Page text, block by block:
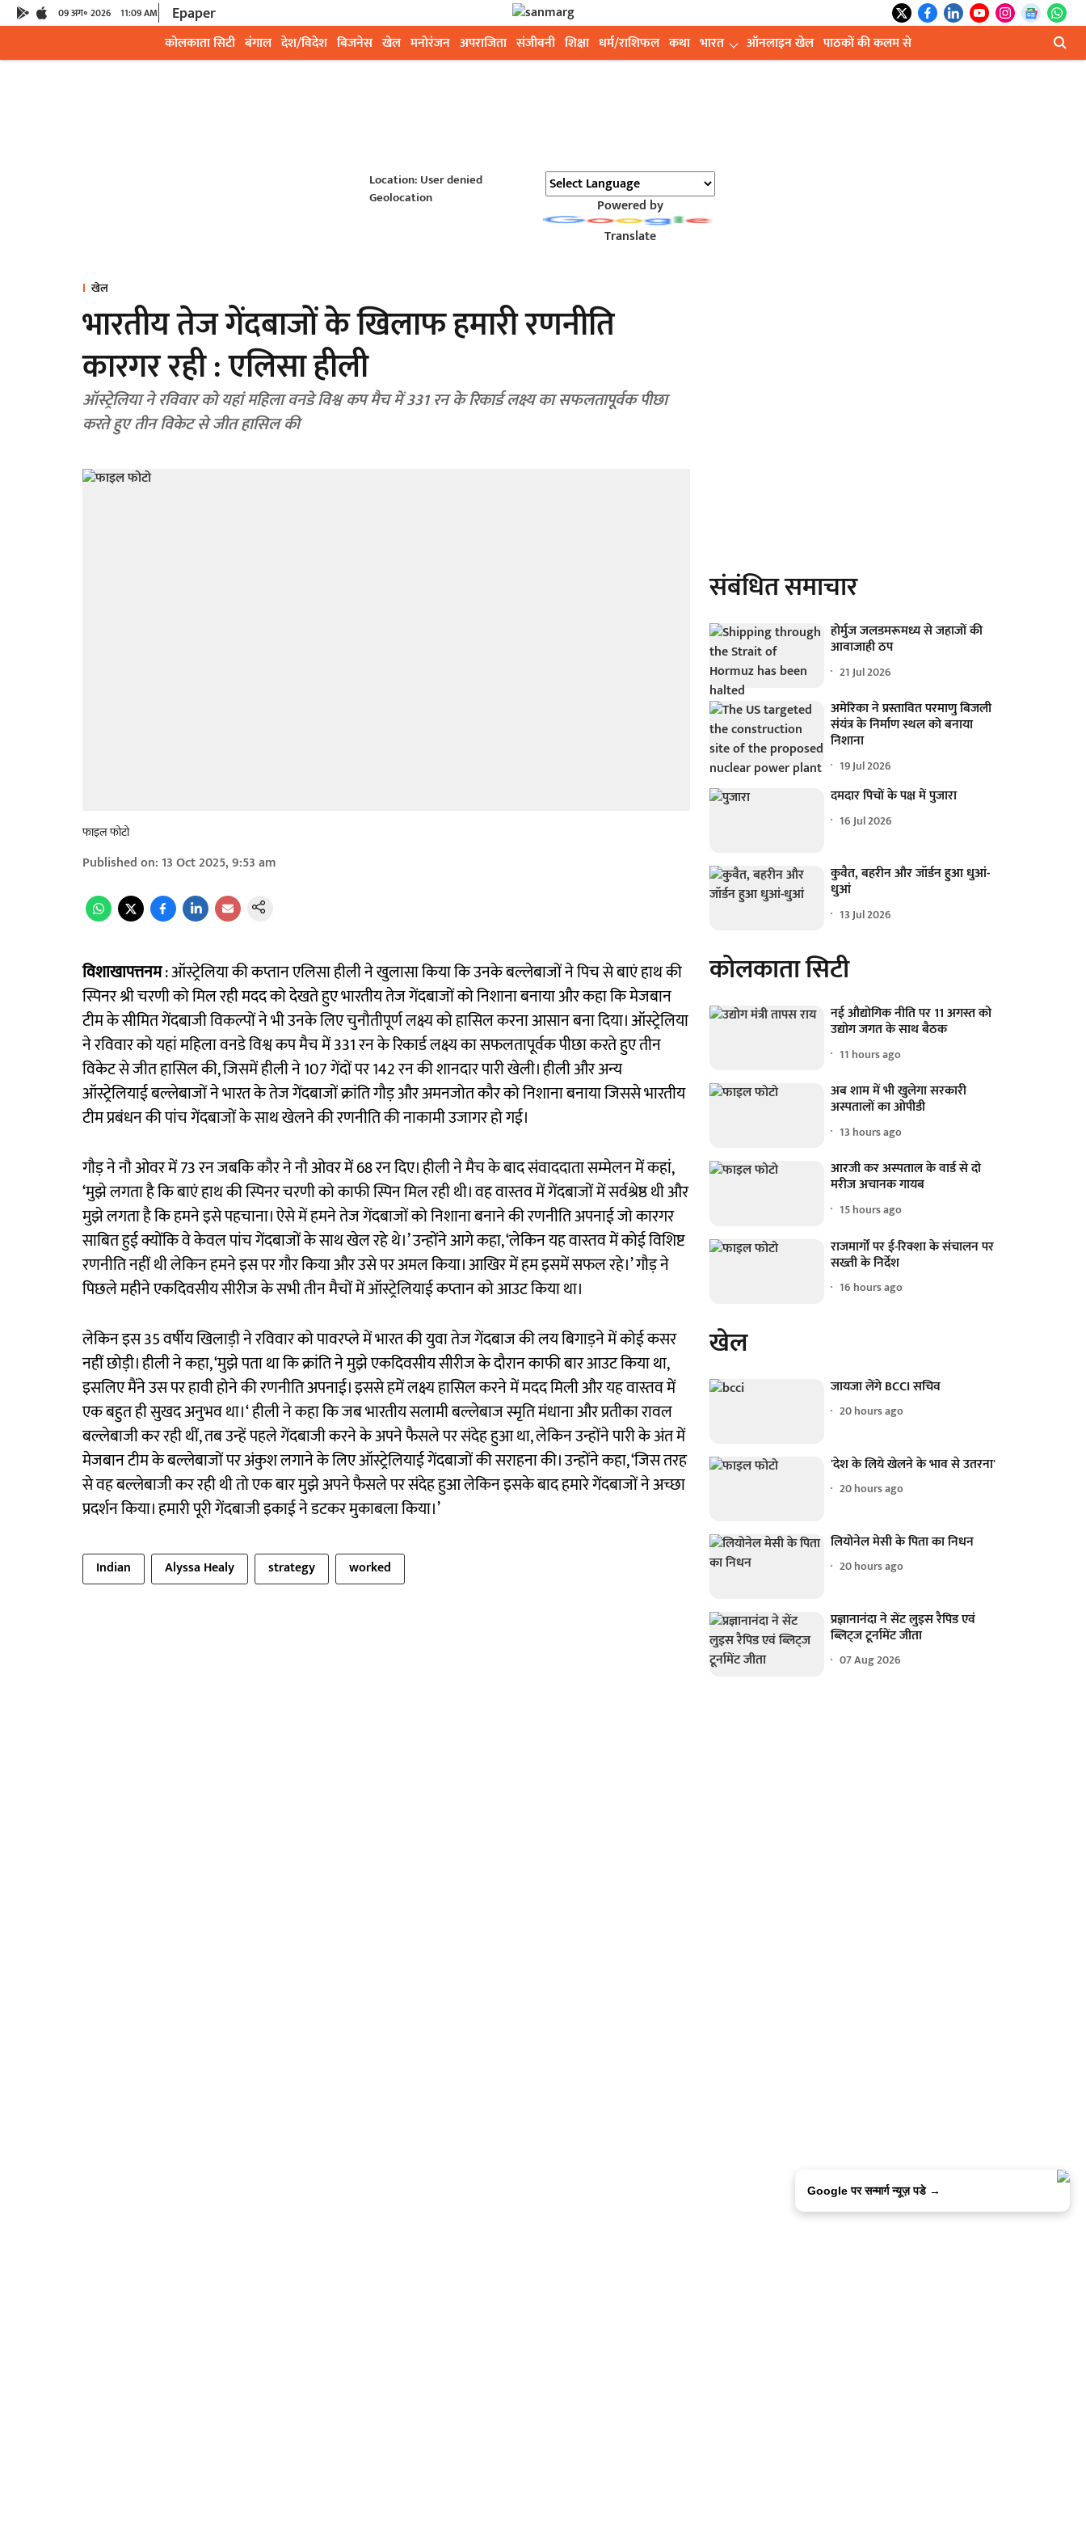
09 अग॰ 2026 11:09 AM Epaper
कोलकाता सिटी बंगाल देश/विदेश बिजनेस खेल मनोरंजन अपराजिता संजीवनी शिक्षा धर्म/राशिफल कथा भारत ऑनलाइन खेल पाठकों की कलम से
Location: User denied
Geolocation
Powered by
Translate
खेल
भारतीय तेज गेंदबाजों के खिलाफ हमारी रणनीति
कारगर रही : एलिसा हीली
ऑस्ट्रेलिया ने रविवार को यहां महिला वनडे विश्व कप मैच में 331 रन के रिकार्ड लक्ष्य का सफलतापूर्वक पीछा
करते हुए तीन विकेट से जीत हासिल की
फाइल फोटो
Published on: 13 Oct 2025, 9:53 am
विशाखापत्तनम: ऑस्ट्रेलिया की कप्तान एलिसा हीली ने खुलासा किया कि उनके बल्लेबाजों ने पिच से बाएं हाथ की
स्पिनर श्री चरणी को मिल रही मदद को देखते हुए भारतीय तेज गेंदबाजों को निशाना बनाया और कहा कि मेजबान
टीम के सीमित गेंदबाजी विकल्पों ने भी उनके लिए चुनौतीपूर्ण लक्ष्य को हासिल करना आसान बना दिया। ऑस्ट्रेलिया
ने रविवार को यहां महिला वनडे विश्व कप मैच में 331 रन के रिकार्ड लक्ष्य का सफलतापूर्वक पीछा करते हुए तीन
विकेट से जीत हासिल की, जिसमें हीली ने 107 गेंदों पर 142 रन की शानदार पारी खेली। हीली और अन्य
ऑस्ट्रेलियाई बल्लेबाजों ने भारत के तेज गेंदबाजों क्रांति गौड़ और अमनजोत कौर को निशाना बनाया जिससे भारतीय
टीम प्रबंधन की पांच गेंदबाजों के साथ खेलने की रणनीति की नाकामी उजागर हो गई।
गौड़ ने नौ ओवर में 73 रन जबकि कौर ने नौ ओवर में 68 रन दिए। हीली ने मैच के बाद संवाददाता सम्मेलन में कहां,
‘मुझे लगता है कि बाएं हाथ की स्पिनर चरणी को काफी स्पिन मिल रही थी। वह वास्तव में गेंदबाजों में सर्वश्रेष्ठ थी और
मुझे लगता है कि हमने इसे पहचाना। ऐसे में हमने तेज गेंदबाजों को निशाना बनाने की रणनीति अपनाई जो कारगर
साबित हुई क्योंकि वे केवल पांच गेंदबाजों के साथ खेल रहे थे।’ उन्होंने आगे कहा, ‘लेकिन यह वास्तव में कोई विशिष्ट
रणनीति नहीं थी लेकिन हमने इस पर गौर किया और उसे पर अमल किया। आखिर में हम इसमें सफल रहे।’ गौड़ ने
पिछले महीने एकदिवसीय सीरीज के सभी तीन मैचों में ऑस्ट्रेलियाई कप्तान को आउट किया था।
लेकिन इस 35 वर्षीय खिलाड़ी ने रविवार को पावरप्ले में भारत की युवा तेज गेंदबाज की लय बिगाड़ने में कोई कसर
नहीं छोड़ी। हीली ने कहा, ‘मुझे पता था कि क्रांति ने मुझे एकदिवसीय सीरीज के दौरान काफी बार आउट किया था,
इसलिए मैंने उस पर हावी होने की रणनीति अपनाई। इससे हमें लक्ष्य हासिल करने में मदद मिली और यह वास्तव में
एक बहुत ही सुखद अनुभव था।‘ हीली ने कहा कि जब भारतीय सलामी बल्लेबाज स्मृति मंधाना और प्रतीका रावल
बल्लेबाजी कर रही थीं, तब उन्हें पहले गेंदबाजी करने के अपने फैसले पर संदेह हुआ था, लेकिन उन्होंने पारी के अंत में
मेजबान टीम के बल्लेबाजों पर अंकुश लगाने के लिए ऑस्ट्रेलियाई गेंदबाजों की सराहना की। उन्होंने कहा, ‘जिस तरह
से वह बल्लेबाजी कर रही थी तो एक बार मुझे अपने फैसले पर संदेह हुआ लेकिन इसके बाद हमारे गेंदबाजों ने अच्छा
प्रदर्शन किया। हमारी पूरी गेंदबाजी इकाई ने डटकर मुकाबला किया।’
Indian Alyssa Healy strategy worked
संबंधित समाचार
होर्मुज जलडमरूमध्य से जहाजों की
आवाजाही ठप
21 Jul 2026
अमेरिका ने प्रस्तावित परमाणु बिजली
संयंत्र के निर्माण स्थल को बनाया
निशाना
19 Jul 2026
दमदार पिचों के पक्ष में पुजारा
16 Jul 2026
कुवैत, बहरीन और जॉर्डन हुआ धुआं-
धुआं
13 Jul 2026
कोलकाता सिटी
नई औद्योगिक नीति पर 11 अगस्त को
उद्योग जगत के साथ बैठक
11 hours ago
अब शाम में भी खुलेगा सरकारी
अस्पतालों का ओपीडी
13 hours ago
आरजी कर अस्पताल के वार्ड से दो
मरीज अचानक गायब
15 hours ago
राजमार्गों पर ई-रिक्शा के संचालन पर
सख्ती के निर्देश
16 hours ago
खेल
जायजा लेंगे BCCI सचिव
20 hours ago
'देश के लिये खेलने के भाव से उतरना'
20 hours ago
लियोनेल मेसी के पिता का निधन
20 hours ago
प्रज्ञानानंदा ने सेंट लुइस रैपिड एवं
ब्लिट्ज टूर्नामेंट जीता
07 Aug 2026
Google पर सन्मार्ग न्यूज़ पडे →